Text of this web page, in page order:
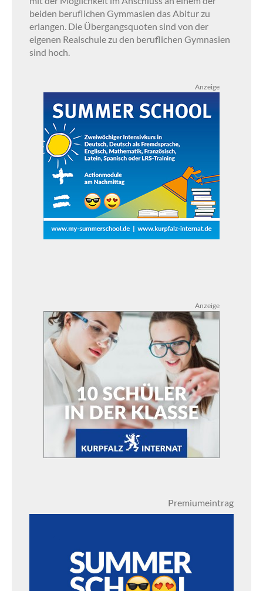
beiden beruflichen Gymmasien das Abitur zu
erlangen. Die Übergangsquoten sind von der
eigenen Realschule zu den beruflichen Gymnasien
sind hoch.
Anzeige
Anzeige
Premiumeintrag